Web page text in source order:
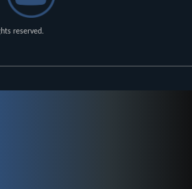
reserved.